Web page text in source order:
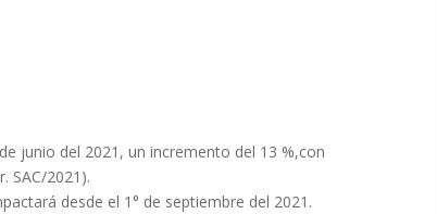
junio del 2021, un incremento del 13 %,con
SAC/2021).
desde el 1° de septiembre del 2021.